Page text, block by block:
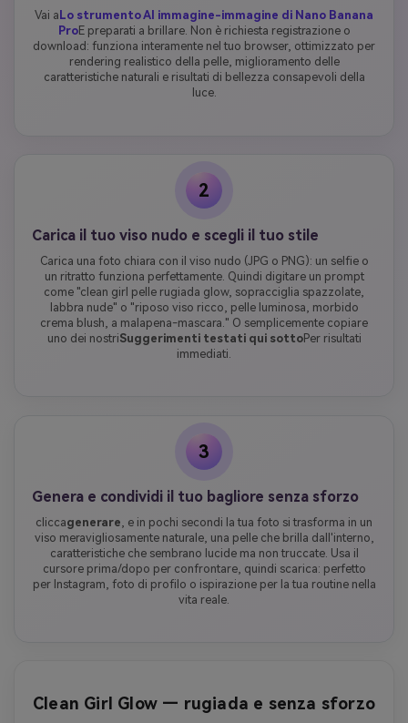
Vai a Lo strumento AI immagine-immagine di Nano Banana
ProE preparati a brillare. Non è richiesta registrazione o
download: funziona interamente nel tuo browser, ottimizzato per
rendering realistico della pelle, miglioramento delle
caratteristiche naturali e risultati di bellezza consapevoli della
luce.
2
Carica il tuo viso nudo e scegli il tuo stile
Carica una foto chiara con il viso nudo (JPG o PNG): un selfie o
un ritratto funziona perfettamente. Quindi digitare un prompt
come "clean girl pelle rugiada glow, sopracciglia spazzolate,
labbra nude" o "riposo viso ricco, pelle luminosa, morbido
crema blush, a malapena-mascara." O semplicemente copiare
uno dei nostriSuggerimenti testati qui sottoPer risultati
immediati.
3
Genera e condividi il tuo bagliore senza sforzo
cliccagenerare , e in pochi secondi la tua foto si trasforma in un
viso meravigliosamente naturale, una pelle che brilla dall'interno,
caratteristiche che sembrano lucide ma non truccate. Usa il
cursore prima/dopo per confrontare, quindi scarica: perfetto
per Instagram, foto di profilo o ispirazione per la tua routine nella
vita reale.
Clean Girl Glow — rugiada e senza sforzo